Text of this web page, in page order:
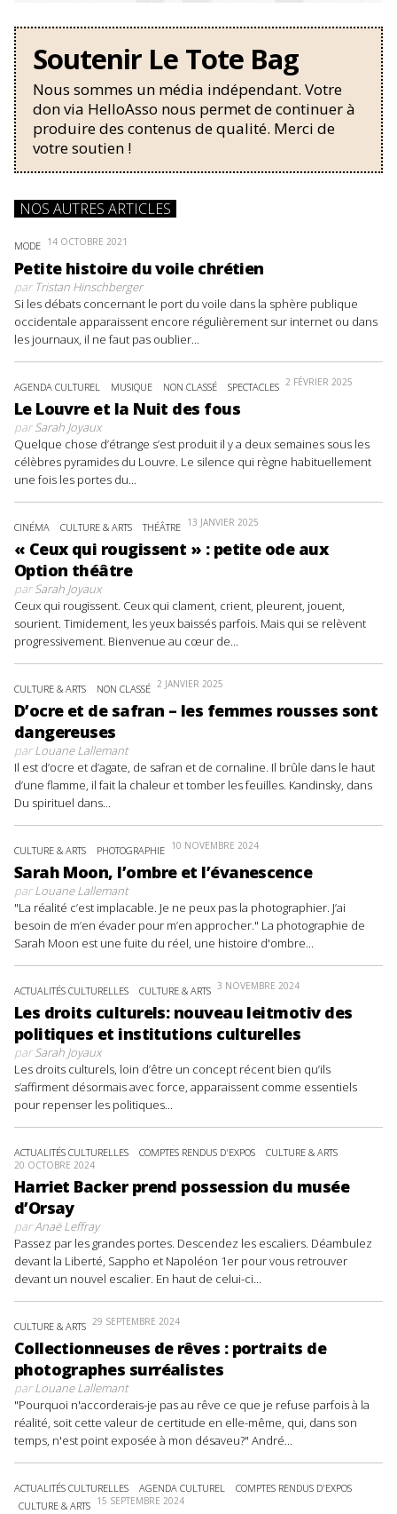
Soutenir Le Tote Bag
Nous sommes un média indépendant. Votre
don via HelloAsso nous permet de continuer à
produire des contenus de qualité. Merci de
votre soutien !
NOS AUTRES ARTICLES
MODE 14 OCTOBRE 2021
Petite histoire du voile chrétien
parTristan Hinschberger
Si les débats concernant le port du voile dans la sphère publique
occidentale apparaissent encore régulièrement sur internet ou dans
les journaux, il ne faut pas oublier...
AGENDA CULTUREL MUSIQUE NON CLASSÉ SPECTACLES 2 FÉVRIER 2025
Le Louvre et la Nuit des fous
parSarah Joyaux
Quelque chose d’étrange s’est produit il y a deux semaines sous les
célèbres pyramides du Louvre. Le silence qui règne habituellement
une fois les portes du...
CINÉMA CULTURE & ARTS THÉÂTRE 13 JANVIER 2025
« Ceux qui rougissent » : petite ode aux
Option théâtre
parSarah Joyaux
Ceux qui rougissent. Ceux qui clament, crient, pleurent, jouent,
sourient. Timidement, les yeux baissés parfois. Mais qui se relèvent
progressivement. Bienvenue au cœur de...
CULTURE & ARTS NON CLASSÉ 2 JANVIER 2025
D’ocre et de safran – les femmes rousses sont
dangereuses
parLouane Lallemant
Il est d’ocre et d’agate, de safran et de cornaline. Il brûle dans le haut
d’une flamme, il fait la chaleur et tomber les feuilles. Kandinsky, dans
Du spirituel dans...
CULTURE & ARTS PHOTOGRAPHIE 10 NOVEMBRE 2024
Sarah Moon, l’ombre et l’évanescence
parLouane Lallemant
"La réalité c’est implacable. Je ne peux pas la photographier. J’ai
besoin de m’en évader pour m’en approcher." La photographie de
Sarah Moon est une fuite du réel, une histoire d'ombre...
ACTUALITÉS CULTURELLES CULTURE & ARTS 3 NOVEMBRE 2024
Les droits culturels: nouveau leitmotiv des
politiques et institutions culturelles
parSarah Joyaux
Les droits culturels, loin d’être un concept récent bien qu’ils
s’affirment désormais avec force, apparaissent comme essentiels
pour repenser les politiques...
ACTUALITÉS CULTURELLES COMPTES RENDUS D'EXPOS CULTURE & ARTS
20 OCTOBRE 2024
Harriet Backer prend possession du musée
d’Orsay
parAnaë Leffray
Passez par les grandes portes. Descendez les escaliers. Déambulez
devant la Liberté, Sappho et Napoléon 1er pour vous retrouver
devant un nouvel escalier. En haut de celui-ci...
CULTURE & ARTS 29 SEPTEMBRE 2024
Collectionneuses de rêves : portraits de
photographes surréalistes
parLouane Lallemant
"Pourquoi n'accorderais-je pas au rêve ce que je refuse parfois à la
réalité, soit cette valeur de certitude en elle-même, qui, dans son
temps, n'est point exposée à mon désaveu?" André...
ACTUALITÉS CULTURELLES AGENDA CULTUREL
COMPTES RENDUS D'EXPOS
CULTURE & ARTS 15 SEPTEMBRE 2024